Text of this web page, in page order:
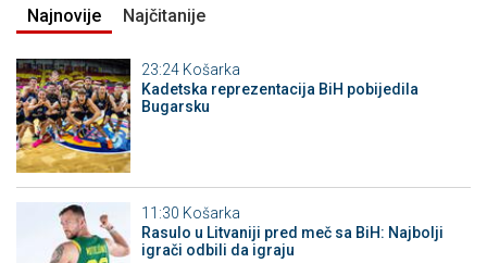
Najnovije Najčitanije
23:24 Košarka
Kadetska reprezentacija BiH pobijedila
Bugarsku
11:30 Košarka
Rasulo u Litvaniji pred meč sa BiH: Najbolji
igrači odbili da igraju